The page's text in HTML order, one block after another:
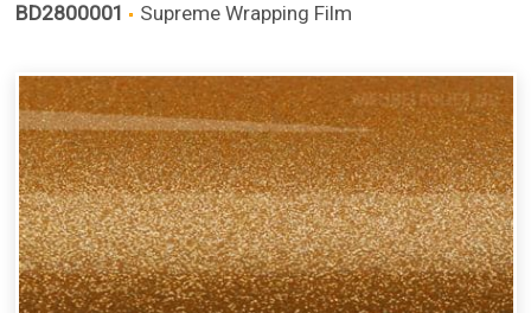
BD2800001
Supreme Wrapping Film